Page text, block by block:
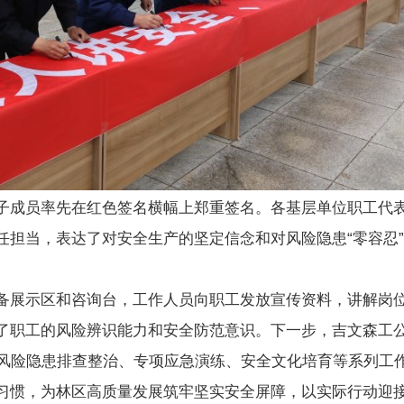
员率先在红色签名横幅上郑重签名。各基层单位职工代
当，表达了对安全生产的坚定信念和对风险隐患“零容忍
示区和咨询台，工作人员向职工发放宣传资料，讲解岗
工的风险辨识能力和安全防范意识。下一步，吉文森工
险隐患排查整治、专项应急演练、安全文化培育等系列工
，为林区高质量发展筑牢坚实安全屏障，以实际行动迎